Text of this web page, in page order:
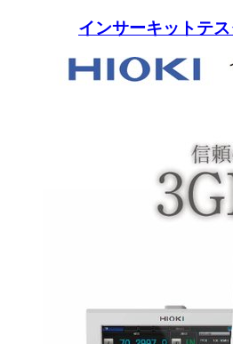
インサーキットテ